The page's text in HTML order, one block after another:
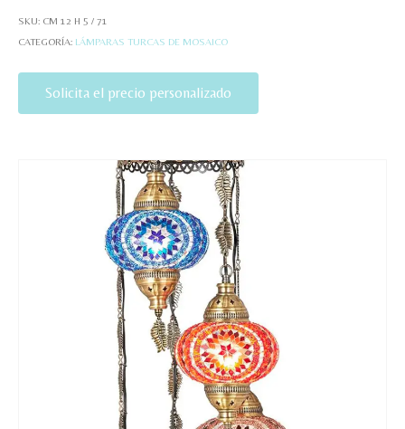
SKU: CM 12 H 5 / 71
CATEGORÍA: LÁMPARAS TURCAS DE MOSAICO
Solicita el precio personalizado